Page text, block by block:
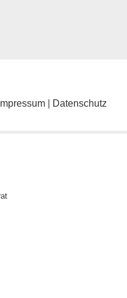
Impressum Datenschutz